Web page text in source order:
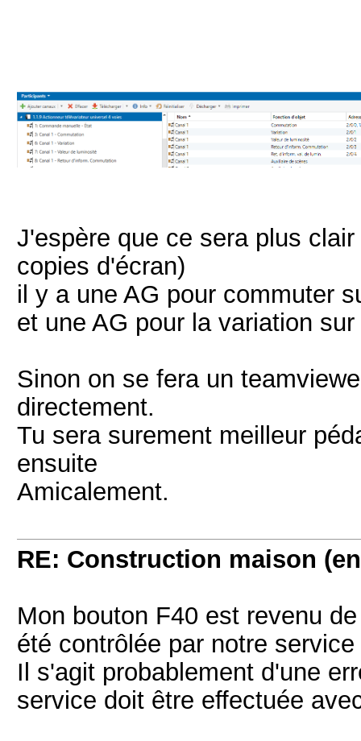
J'espère que ce sera plus
copies d'écran)
il y a une AG pour commuter
et une AG pour la variation
Sinon on se fera un
directement.
Tu sera surement meilleur
ensuite
Amicalement.
RE: Construction maison
Mon bouton F40 est revenu
été contrôlée par notre
Il s'agit probablement d'une
service doit être effectuée